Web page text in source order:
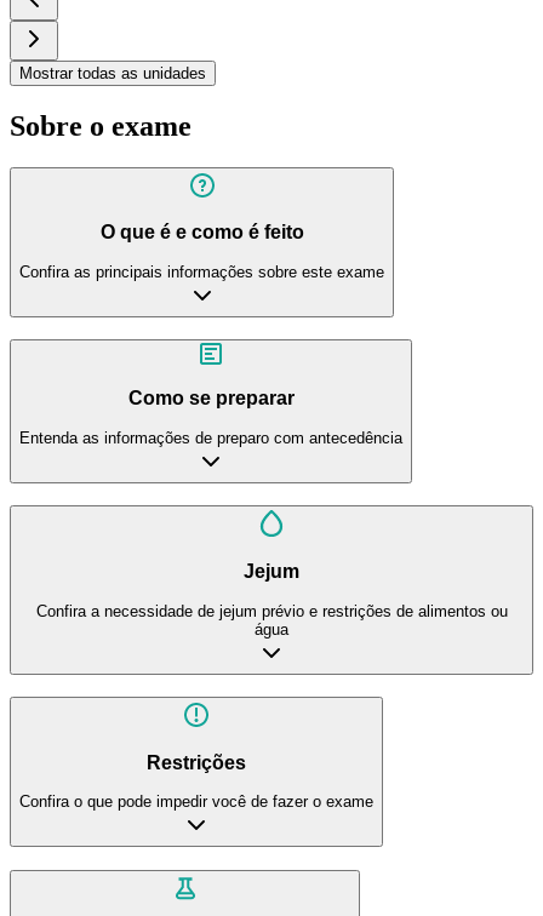
Mostrar todas as unidades
Sobre o exame
O que é e como é feito
Confira as principais informações sobre este exame
Como se preparar
Entenda as informações de preparo com antecedência
Jejum
Confira a necessidade de jejum prévio e restrições de alimentos ou
água
Restrições
Confira o que pode impedir você de fazer o exame